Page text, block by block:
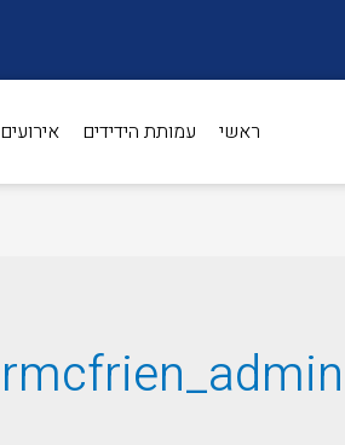
ראשי עמותת הידידים אירועים
rmcfrien_admin